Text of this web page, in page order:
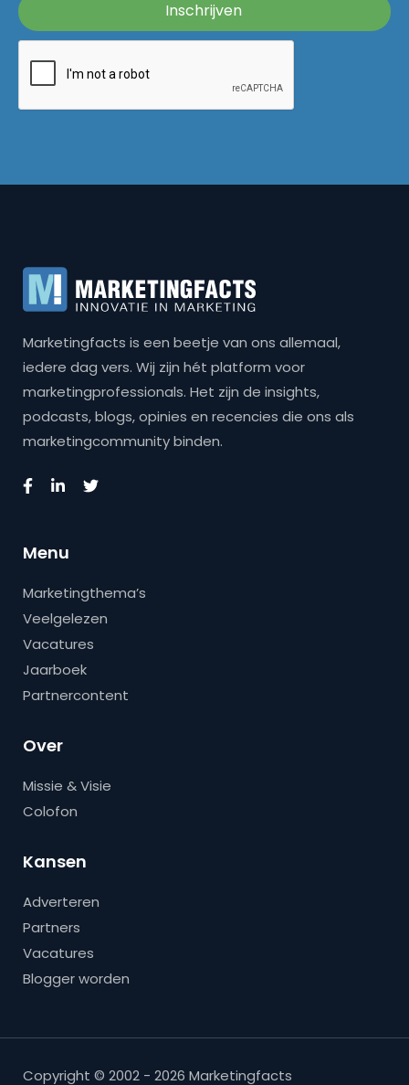
Marketingfacts is een beetje van ons allemaal,
iedere dag vers. Wij zijn hét platform voor
marketingprofessionals. Het zijn de insights,
podcasts, blogs, opinies en recencies die ons als
marketingcommunity binden.
Menu
Marketingthema’s
Veelgelezen
Vacatures
Jaarboek
Partnercontent
Over
Missie & Visie
Colofon
Kansen
Adverteren
Partners
Vacatures
Blogger worden
Copyright © 2002 - 2026 Marketingfacts